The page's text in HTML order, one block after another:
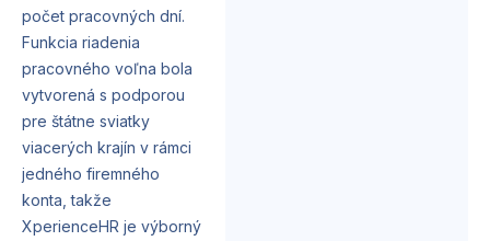
počet pracovných dní.
Funkcia riadenia
pracovného voľna bola
vytvorená s podporou
pre štátne sviatky
viacerých krajín v rámci
jedného firemného
konta, takže
XperienceHR je výborný